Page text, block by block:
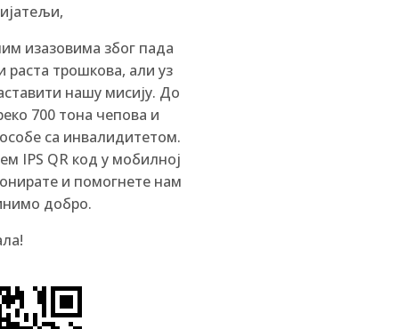
изазовима због пада
раста трошкова, али уз
нашу мисију. До
700 тона чепова и
са инвалидитетом.
IPS QR код у мобилној
и помогнете нам
добро.